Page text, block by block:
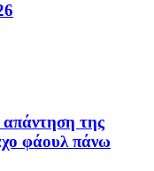
της
φάουλ πάνω